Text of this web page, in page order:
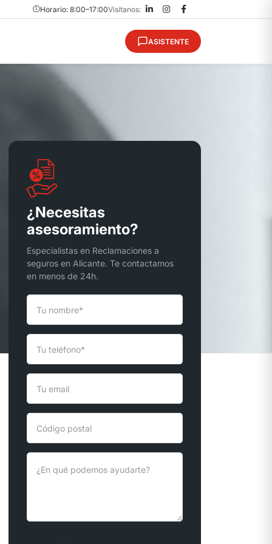
Horario: 8:00–17:00Visítanos:
ASISTENTE
¿Necesitas
asesoramiento?
Especialistas en Reclamaciones a
seguros en Alicante. Te contactamos
en menos de 24h.